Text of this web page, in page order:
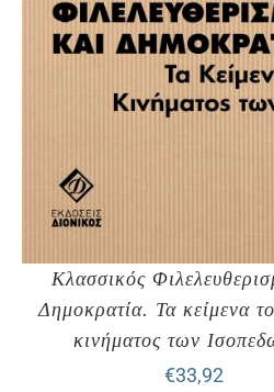
Κλασσικός
Δημοκρατία. Τα κείμενα
κινήματος των
€33,92